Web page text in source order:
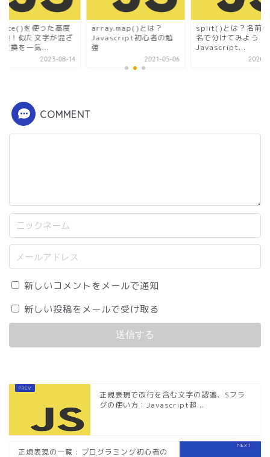
を使った高度
換！似た文字が混ざ
置換を一気...
2023-08-14
array.map()とは？
Javascript初心者の勉
強
2021-05-06
split()とは？名前
名で分けてみよう！
Javascript...
2020-
COMMENT
新しいコメントをメールで通知
新しい投稿をメールで受け取る
正規表現で改行を含む文字の認識、Sフラ
グの使い方：Javascript超...
正規表現の一覧 : プログラミング初心者の